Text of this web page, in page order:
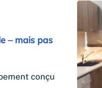
– mais pas
conçu